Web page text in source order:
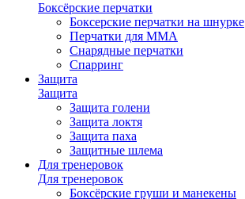
Боксёрские перчатки
Боксерские перчатки на шнурке
Перчатки для ММА
Снарядные перчатки
Спарринг
Защита
Защита
Защита голени
Защита локтя
Защита паха
Защитные шлема
Для тренеровок
Для тренеровок
Боксёрские груши и манекены